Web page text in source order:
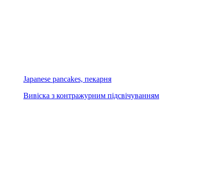
Japanese pancakes, пекарня
Вивіска з контражурним підсвічуванням